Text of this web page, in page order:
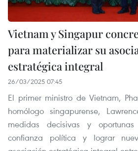
Vietnam y Singapur
para materializar su
estratégica integral
26/03/2025 07:45
El primer ministro de Vietnam,
homólogo singapurense,
medidas decisivas y
confianza política y lograr